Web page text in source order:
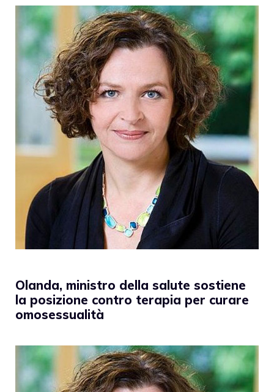
Olanda, ministro della salute sostiene
la posizione contro terapia per curare
omosessualità